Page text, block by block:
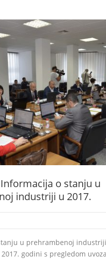
o stanju u
industriji u 2017.
u prehrambenoj
godini s pregledom